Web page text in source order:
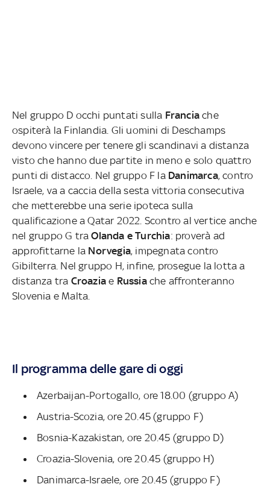
Nel gruppo D occhi puntati sulla Franciache
ospiterà la Finlandia. Gli uomini di Deschamps
devono vincere per tenere gli scandinavi a distanza
visto che hanno due partite in meno e solo quattro
punti di distacco. Nel gruppo F la Danimarca, contro
Israele, va a caccia della sesta vittoria consecutiva
che metterebbe una serie ipoteca sulla
qualificazione a Qatar 2022. Scontro al vertice anche
nel gruppo G traOlanda e Turchia: proverà ad
approfittarne la Norvegia, impegnata contro
Gibilterra. Nel gruppo H, infine, prosegue la lotta a
distanza tra Croaziae Russiache affronteranno
Slovenia e Malta.
Il programma delle gare di oggi
Azerbaijan-Portogallo, ore 18.00 (gruppo A)
Austria-Scozia, ore 20.45 (gruppo F)
Bosnia-Kazakistan, ore 20.45 (gruppo D)
Croazia-Slovenia, ore 20.45 (gruppo H)
Danimarca-Israele, ore 20.45 (gruppo F)